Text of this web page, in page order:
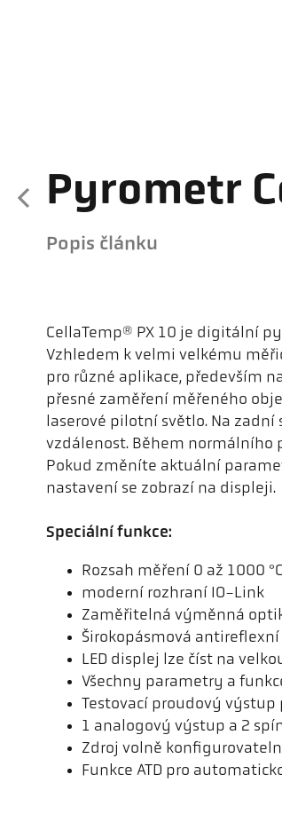
Pyrometr
Popis článku
CellaTemp® PX 10 je digitální
Vzhledem k velmi velkému
pro různé aplikace, především
přesné zaměření měřeného
laserové pilotní světlo. Na
vzdálenost. Během normálního
Pokud změníte aktuální
nastavení se zobrazí na displeji.
Speciální funkce:
Rozsah měření 0 až 1000 °C
moderní rozhraní IO-Link
Zaměřitelná výměnná
Širokopásmová
LED displej lze číst na
Všechny parametry a
Testovací proudový výstup
1 analogový výstup a 2
Zdroj volně
Funkce ATD pro